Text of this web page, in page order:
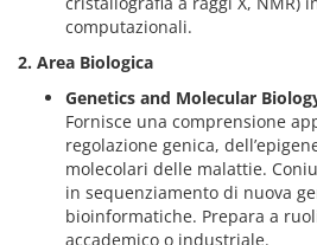
computazionali.
2. Area Biologica
Genetics and Molecular
Fornisce una comprensione
regolazione genica,
molecolari delle malattie.
in sequenziamento di nuova
bioinformatiche. Prepara a
accademico o industriale.